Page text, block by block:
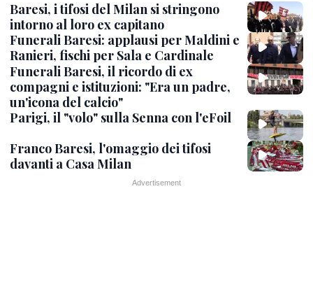
Baresi, i tifosi del Milan si stringono
intorno al loro ex capitano
Funerali Baresi: applausi per Maldini e
Ranieri, fischi per Sala e Cardinale
Funerali Baresi, il ricordo di ex
compagni e istituzioni: "Era un padre,
un'icona del calcio"
Parigi, il "volo" sulla Senna con l'eFoil
Franco Baresi, l'omaggio dei tifosi
davanti a Casa Milan